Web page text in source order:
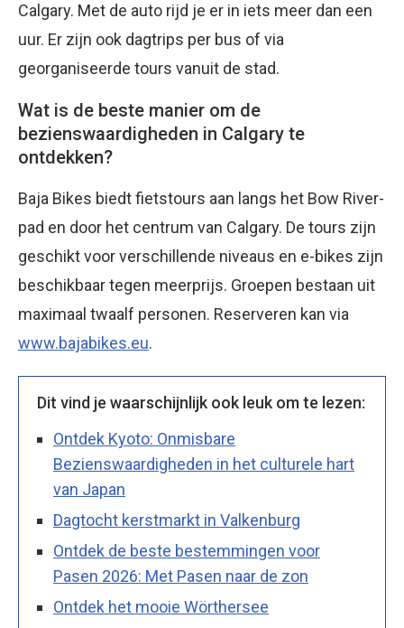
Calgary. Met de auto rijd je er in iets meer dan een
uur. Er zijn ook dagtrips per bus of via
georganiseerde tours vanuit de stad.
Wat is de beste manier om de
bezienswaardigheden in Calgary te
ontdekken?
Baja Bikes biedt fietstours aan langs het Bow River-
pad en door het centrum van Calgary. De tours zijn
geschikt voor verschillende niveaus en e-bikes zijn
beschikbaar tegen meerprijs. Groepen bestaan uit
maximaal twaalf personen. Reserveren kan via
www.bajabikes.eu.
Dit vind je waarschijnlijk ook leuk om te lezen:
Ontdek Kyoto: Onmisbare
Bezienswaardigheden in het culturele hart
van Japan
Dagtocht kerstmarkt in Valkenburg
Ontdek de beste bestemmingen voor
Pasen 2026: Met Pasen naar de zon
Ontdek het mooie Wörthersee